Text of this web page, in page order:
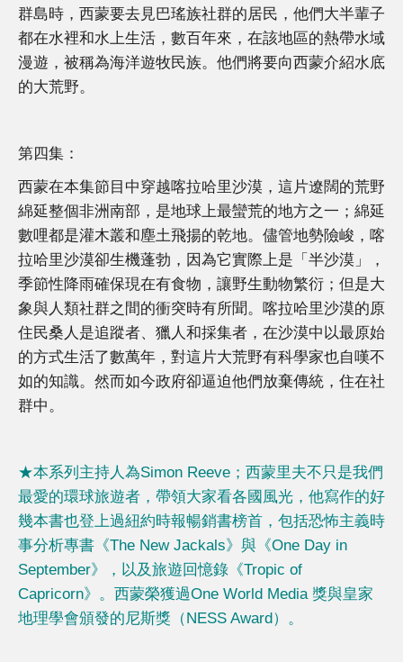
群島時，西蒙要去見巴瑤族社群的居民，他們大半輩子
都在水裡和水上生活，數百年來，在該地區的熱帶水域
漫遊，被稱為海洋遊牧民族。他們將要向西蒙介紹水底
的大荒野。
第四集：
西蒙在本集節目中穿越喀拉哈里沙漠，這片遼闊的荒野
綿延整個非洲南部，是地球上最蠻荒的地方之一；綿延
數哩都是灌木叢和塵土飛揚的乾地。儘管地勢險峻，喀
拉哈里沙漠卻生機蓬勃，因為它實際上是「半沙漠」，
季節性降雨確保現在有食物，讓野生動物繁衍；但是大
象與人類社群之間的衝突時有所聞。喀拉哈里沙漠的原
住民桑人是追蹤者、獵人和採集者，在沙漠中以最原始
的方式生活了數萬年，對這片大荒野有科學家也自嘆不
如的知識。然而如今政府卻逼迫他們放棄傳統，住在社
群中。
★本系列主持人為Simon Reeve；西蒙里夫不只是我們
最愛的環球旅遊者，帶領大家看各國風光，他寫作的好
幾本書也登上過紐約時報暢銷書榜首，包括恐怖主義時
事分析專書《The New Jackals》與《One Day in
September》，以及旅遊回憶錄《Tropic of
Capricorn》。西蒙榮獲過One World Media 獎與皇家
地理學會頒發的尼斯獎（NESS Award）。